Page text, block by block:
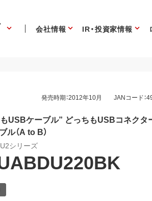
会社情報 IR・投資家情報
発売時期：2012年10月 JANコード：
USBケーブル” どっちもUSBコネクタ
ル（A to B）
シリーズ